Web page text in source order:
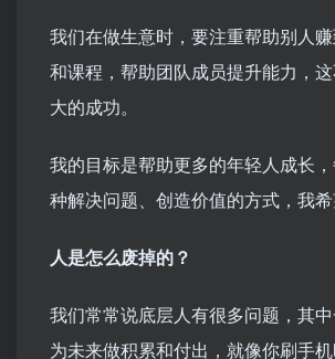
我们在做生意时，要注重帮助别人
和课程，帮助团队成员提升能力，
大的成功。
我的目标是帮助更多的年轻人成长
种解决问题、创造价值的方式，我
人是怎么废掉的？
我们常常说底层人有很多问题，其
为未来做积累和付出，就像你刷手